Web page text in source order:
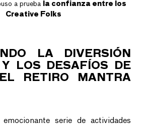
a prueba
la confianza entre los
Creative Folks
LA DIVERSIÓN
Y LOS DESAFÍOS DE
RETIRO MANTRA
serie de actividades